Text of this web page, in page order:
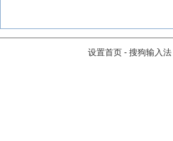
设置首页 - 搜狗输入法